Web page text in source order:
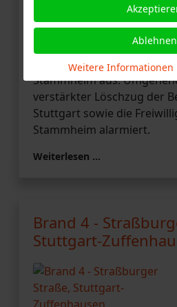
Am späten
Uhr löste die
Objekt in der
Stammheim aus.
verstärkter Löschzug der
Stuttgart sowie die
Stammheim alarmiert.
Weiterlesen …
Brand 4 -
Stuttgart-
Ablehnen
Weitere Informationen